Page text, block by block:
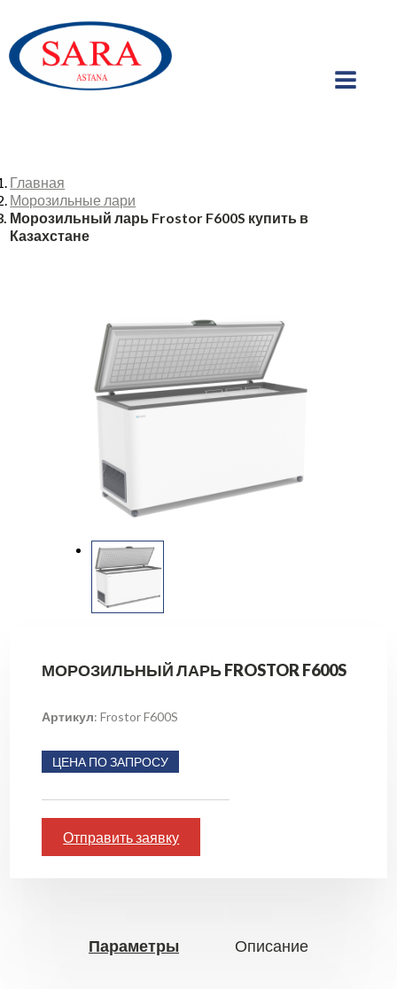
Главная
Морозильные лари
Морозильный ларь Frostor F600S купить в
Казахстане
МОРОЗИЛЬНЫЙ ЛАРЬ FROSTOR F600S
Артикул: Frostor F600S
ЦЕНА ПО ЗАПРОСУ
Отправить заявку
Параметры Описание